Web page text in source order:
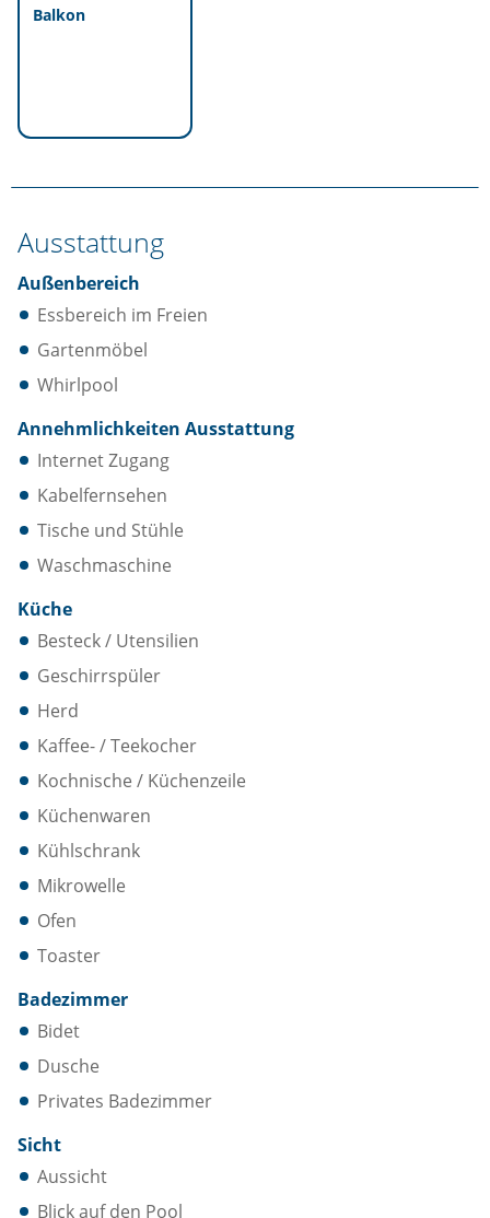
Balkon
Ausstattung
Außenbereich
Essbereich im Freien
Gartenmöbel
Whirlpool
Annehmlichkeiten Ausstattung
Internet Zugang
Kabelfernsehen
Tische und Stühle
Waschmaschine
Küche
Besteck / Utensilien
Geschirrspüler
Herd
Kaffee- / Teekocher
Kochnische / Küchenzeile
Küchenwaren
Kühlschrank
Mikrowelle
Ofen
Toaster
Badezimmer
Bidet
Dusche
Privates Badezimmer
Sicht
Aussicht
Blick auf den Pool